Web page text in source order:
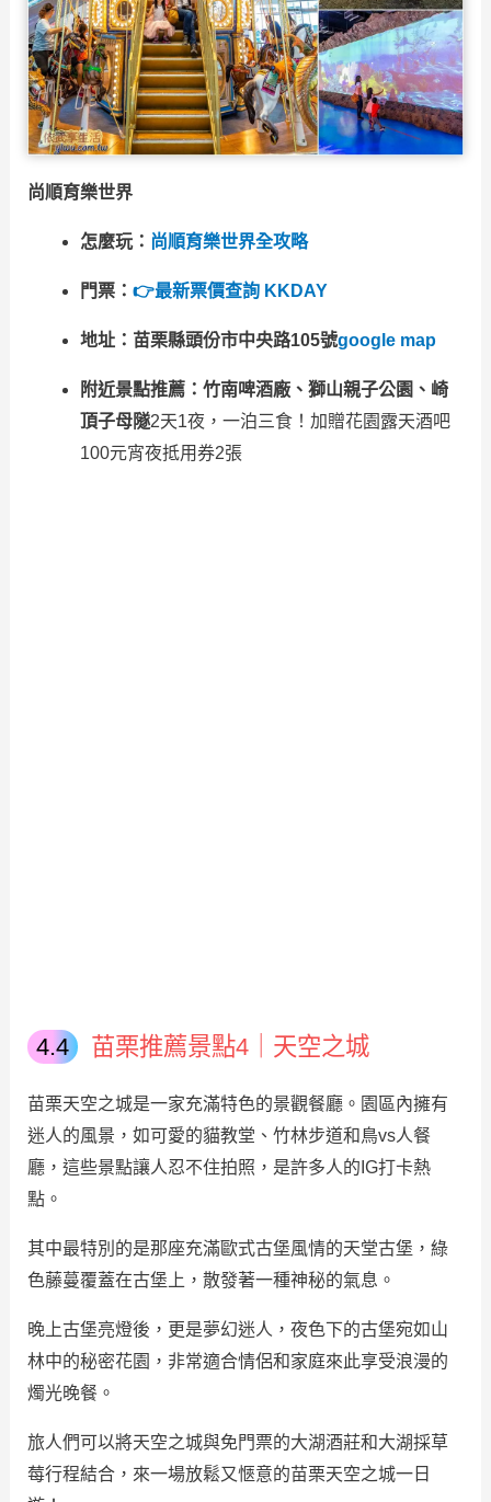
尚順育樂世界
怎麼玩： 尚順育樂世界全攻略
門票： 👉最新票價查詢 KKDAY
地址：苗栗縣頭份市中央路105號google map
附近景點推薦：竹南啤酒廠、獅山親子公園、崎
頂子母隧2天1夜，一泊三食！加贈花園露天酒吧
100元宵夜抵用券2張
苗栗推薦景點4｜天空之城
苗栗天空之城是一家充滿特色的景觀餐廳。園區內擁有
迷人的風景，如可愛的貓教堂、竹林步道和鳥vs人餐
廳，這些景點讓人忍不住拍照，是許多人的IG打卡熱
點。
其中最特別的是那座充滿歐式古堡風情的天堂古堡，綠
色藤蔓覆蓋在古堡上，散發著一種神秘的氣息。
晚上古堡亮燈後，更是夢幻迷人，夜色下的古堡宛如山
林中的秘密花園，非常適合情侶和家庭來此享受浪漫的
燭光晚餐。
旅人們可以將天空之城與免門票的大湖酒莊和大湖採草
莓行程結合，來一場放鬆又愜意的苗栗天空之城一日